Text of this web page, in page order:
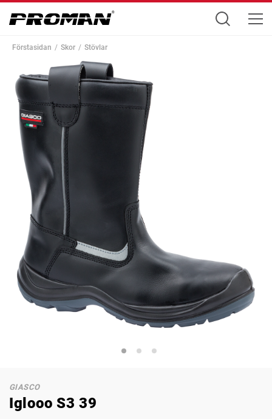
Förstasidan Skor Stövlar
GIASCO
Iglooo S3 39